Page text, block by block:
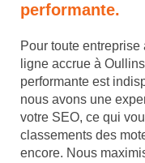
performante.
Pour toute
ligne accrue à
performante est
nous avons une
votre SEO, ce qui
classements des
encore. Nous